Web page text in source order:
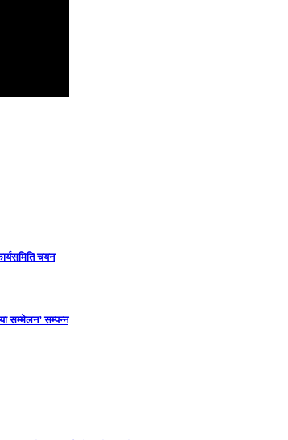
चयन
सम्मेलन’ सम्पन्न